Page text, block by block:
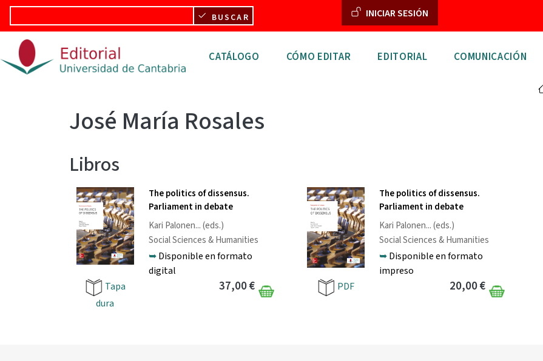
Pasar al contenido principal
BUSCAR
Menú de cuenta de usuario
INICIAR SESIÓN
Navegación principal
CATÁLOGO CÓMO EDITAR EDITORIAL COMUNICACIÓN
José María Rosales
Libros
The politics of dissensus.
Parliament in debate
Kari Palonen... (eds.)
Social Sciences & Humanities
➥Disponible en formato
digital
Tapa
dura
37,00 €
The politics of dissensus.
Parliament in debate
Kari Palonen... (eds.)
Social Sciences & Humanities
➥Disponible en formato
impreso
PDF
20,00 €